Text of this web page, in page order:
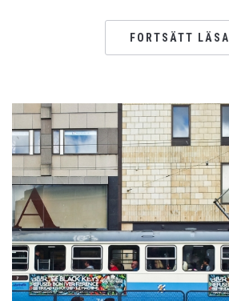
FORTSÄTT LÄSA